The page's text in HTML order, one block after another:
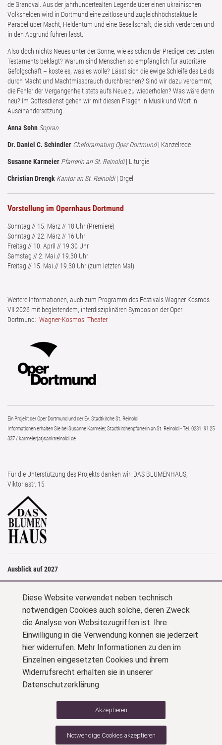
de Grandval. Aus der jahrhundertealten Legende über einen ukrainischen
Volkshelden wird in Dortmund eine zeitlose und zugleichhöchstaktuelle
Parabel über Macht, Heldentum und eine Gesellschaft, die sich verderben und
in den Abgrund führen lässt.
Also doch nichts Neues unter der Sonne, wie es schon der Prediger des Ersten
Testaments beklagt? Warum sind Menschen so empfänglich für autoritäre
Gefolgschaft – koste es, was es wolle? Lässt sich die ewige Schleife des Leids
durch Macht und Machtmissbrauch durchbrechen? Sind wir dazu verdammt,
die Fehler der Vergangenheit stets aufs Neue zu wiederholen? Was wäre denn
neu? Im Gottesdienst gehen wir mit diesen Fragen in Musik und Wort in
Auseinandersetzung.
Anna Sohn Sopran
Dr. Daniel C. Schindler Chefdramaturg Oper Dortmund| Kanzelrede
Susanne Karmeier Pfarrerin an St. Reinoldi| Liturgie
Christian Drengk Kantor an St. Reinoldi| Orgel
Vorstellung im Opernhaus Dortmund
Sonntag // 15. März // 18 Uhr (Premiere)
Sonntag // 22. März // 16 Uhr
Freitag // 10. April // 19.30 Uhr
Samstag // 2. Mai // 19.30 Uhr
Freitag // 15. Mai // 19.30 Uhr (zum letzten Mal)
Weitere Informationen, auch zum Programm des Festivals Wagner Kosmos
VII 2026 mit begleitendem, interdisziplinären Symposion der Oper
Dortmund: Wagner-Kosmos: Theater
Ein Projekt der Oper Dortmund und der Ev. Stadtkirche St. Reinoldi
Informationen erhalten Sie bei Susanne Karmeier, Stadtkirchenpfarrerin an St. Reinoldi - Tel. 0231. 91 25
337 / karmeier(at)sanktreinoldi.de
Für die Unterstützung des Projekts danken wir: DAS BLUMENHAUS,
Viktoriastr. 15
Ausblick auf 2027
Tragédie en musique in drei Akten von Albéric Magnard • Libretto vom
Sonntag // 23. Mai 2027 // 11.30 Uhr // Ev. Stadtkirche St. Reinoldi
mit Sängerinnen und Sängern der Oper Dortmund
zum Archiv OPER trifft KIRCHE
Diese Website verwendet neben technisch
notwendigen Cookies auch solche, deren Zweck
die Analyse von Websitezugriffen ist. Ihre
Einwilligung in die Verwendung können sie jederzeit
hier widerrufen. Mehr Informationen zu den im
Einzelnen eingesetzten Cookies und ihrem
Widerrufsrecht erhalten sie in unserer
Datenschutzerklärung.